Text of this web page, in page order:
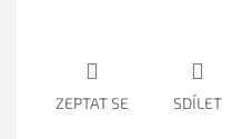
ZEPTAT SE SDÍLET